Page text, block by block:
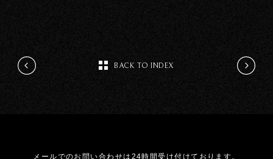
BACK TO INDEX
メールでのお問い合わせは24時間受け付けております。